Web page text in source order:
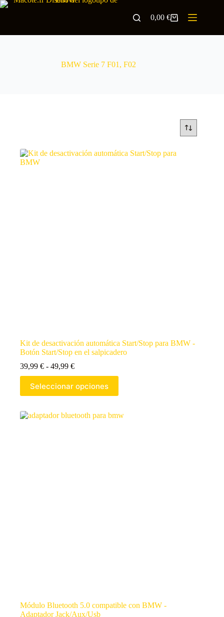
0,00€
BMW Serie 7 F01, F02
Kit de desactivación automática Start/Stop para BMW -
Botón Start/Stop en el salpicadero
39,99 € - 49,99 €
Seleccionar opciones
Módulo Bluetooth 5.0 compatible con BMW -
Adaptador Jack/Aux/Usb